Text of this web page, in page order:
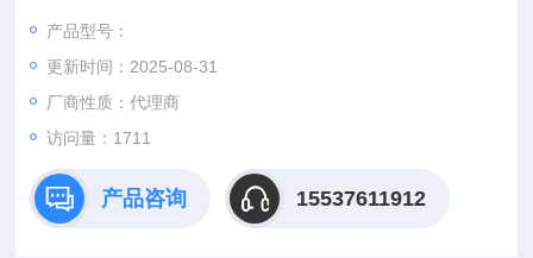
整。斜率设置区分为高速优先或斜率优先两种。高速优先斜率设
置为定电流(CC)或定电压(CV)模式的电流或电压变化以最高速进
行。
产品型号：
更新时间：2025-08-31
厂商性质：代理商
访问量：1711
产品咨询 15537611912